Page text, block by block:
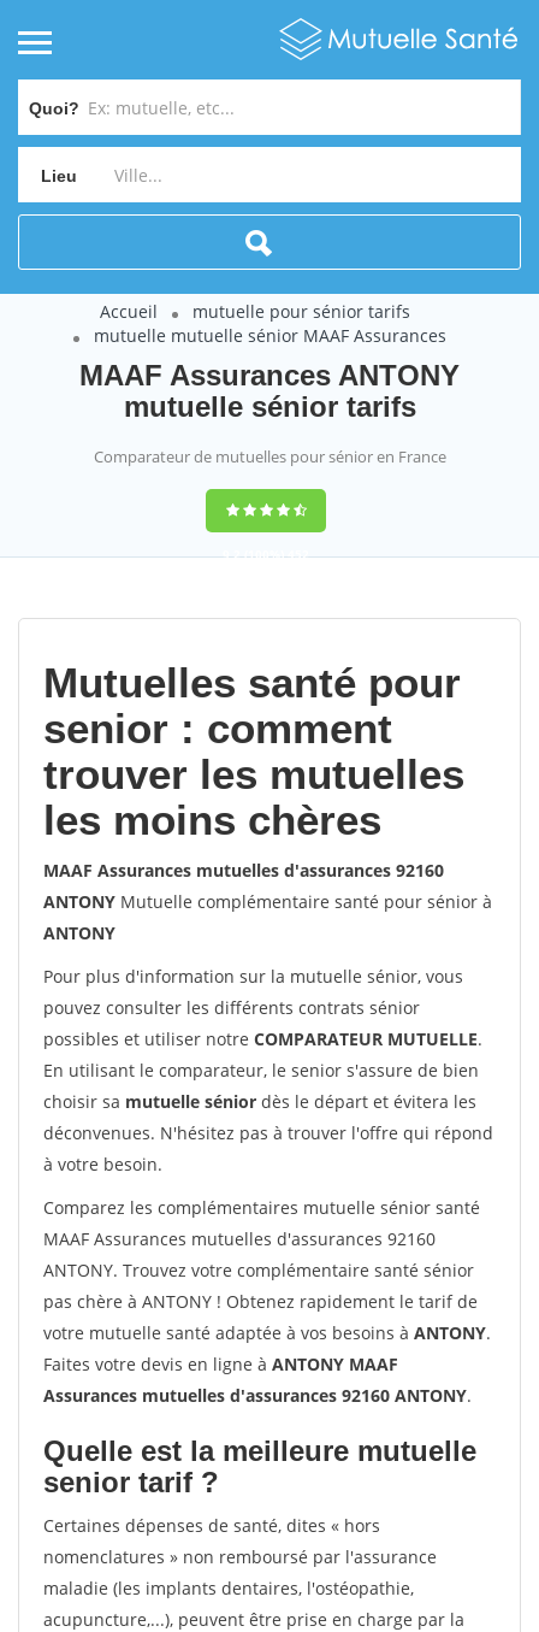
Quoi?
Lieu
Accueil
mutuelle pour sénior tarifs
mutuelle mutuelle sénior MAAF Assurances
MAAF Assurances ANTONY
mutuelle sénior tarifs
Comparateur de mutuelles pour sénior en France
9,2(100%)452
Mutuelles santé pour
senior : comment
trouver les mutuelles
les moins chères
MAAF Assurances mutuelles d'assurances 92160
ANTONY Mutuelle complémentaire santé pour sénior à
ANTONY
Pour plus d'information sur la mutuelle sénior, vous
pouvez consulter les différents contrats sénior
possibles et utiliser notre COMPARATEUR MUTUELLE.
En utilisant le comparateur, le senior s'assure de bien
choisir sa mutuelle sénior dès le départ et évitera les
déconvenues. N'hésitez pas à trouver l'offre qui répond
à votre besoin.
Comparez les complémentaires mutuelle sénior santé
MAAF Assurances mutuelles d'assurances 92160
ANTONY. Trouvez votre complémentaire santé sénior
pas chère à ANTONY ! Obtenez rapidement le tarif de
votre mutuelle santé adaptée à vos besoins à ANTONY.
Faites votre devis en ligne à ANTONY MAAF
Assurances mutuelles d'assurances 92160 ANTONY.
Quelle est la meilleure mutuelle
senior tarif ?
Certaines dépenses de santé, dites « hors
nomenclatures » non remboursé par l'assurance
maladie (les implants dentaires, l'ostéopathie,
acupuncture,...), peuvent être prise en charge par la